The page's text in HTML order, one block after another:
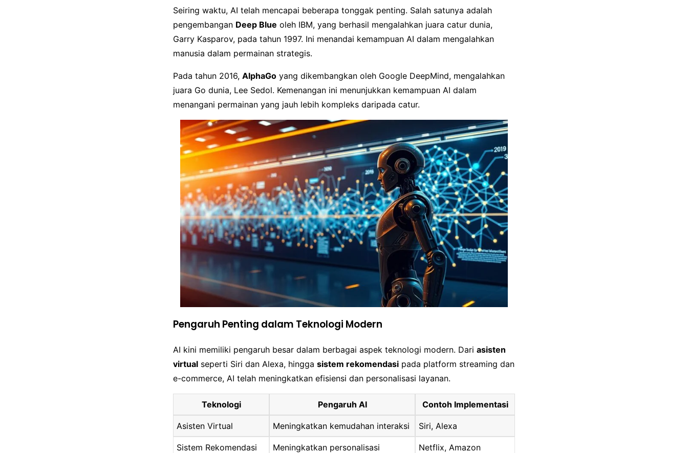
Seiring waktu, AI telah mencapai beberapa tonggak penting. Salah satunya adalah
pengembangan Deep Blue oleh IBM, yang berhasil mengalahkan juara catur dunia,
Garry Kasparov, pada tahun 1997. Ini menandai kemampuan AI dalam mengalahkan
manusia dalam permainan strategis.
Pada tahun 2016, AlphaGo yang dikembangkan oleh Google DeepMind, mengalahkan
juara Go dunia, Lee Sedol. Kemenangan ini menunjukkan kemampuan AI dalam
menangani permainan yang jauh lebih kompleks daripada catur.
Pengaruh Penting dalam Teknologi Modern
AI kini memiliki pengaruh besar dalam berbagai aspek teknologi modern. Dari asisten
virtual seperti Siri dan Alexa, hingga sistem rekomendasi pada platform streaming dan
e-commerce, AI telah meningkatkan efisiensi dan personalisasi layanan.
Teknologi Pengaruh AI Contoh Implementasi
Asisten Virtual Meningkatkan kemudahan interaksi Siri, Alexa
Sistem Rekomendasi Meningkatkan personalisasi Netflix, Amazon